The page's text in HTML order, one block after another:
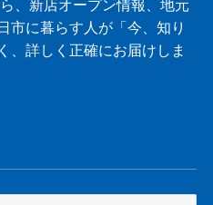
、新店オープン情報、地元
市に暮らす人が「今、知り
、詳しく正確にお届けしま